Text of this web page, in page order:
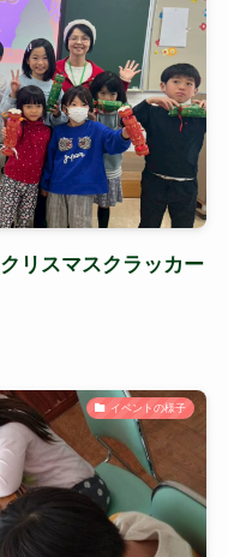
リスマスクラッカー
イベントの様子